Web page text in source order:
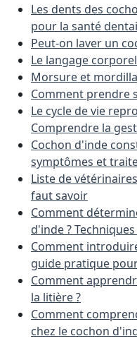
Les dents des
pour la santé
Peut-on laver un
Le langage
Morsure et
Comment prendre
Le cycle de vie
Comprendre la
Cochon d'inde
symptômes et
Liste de
faut savoir
Comment
d'inde ?
Comment
guide pratique
Comment
la litière ?
Comment
chez le cochon